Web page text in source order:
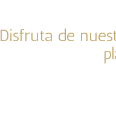
Disfruta de